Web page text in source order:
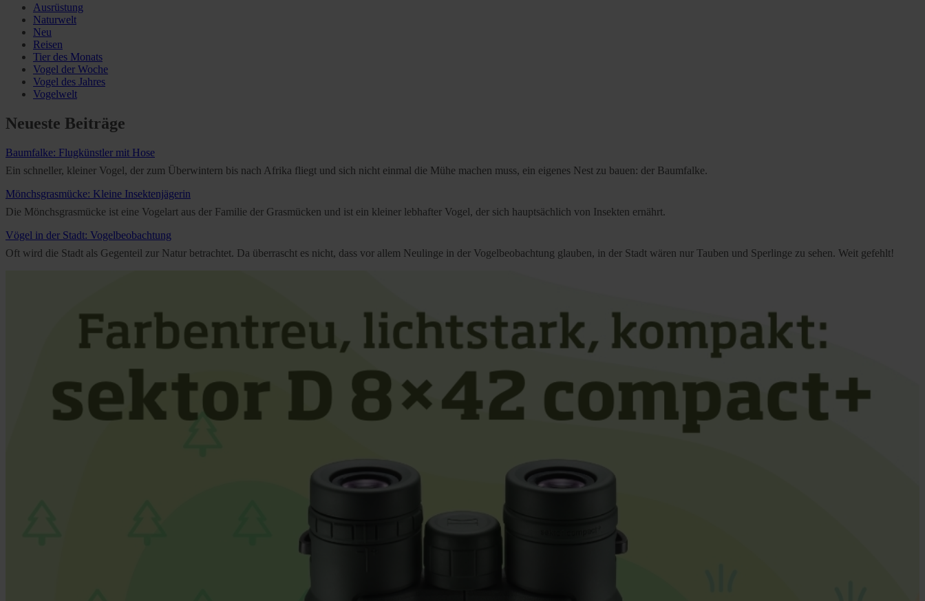
Ausrüstung
Naturwelt
Neu
Reisen
Tier des Monats
Vogel der Woche
Vogel des Jahres
Vogelwelt
Neueste Beiträge
Baumfalke: Flugkünstler mit Hose
Ein schneller, kleiner Vogel, der zum Überwintern bis nach Afrika fliegt und sich nicht einmal die Mühe machen muss, ein eigenes Nest zu bauen: der Baumfalke.
Mönchsgrasmücke: Kleine Insektenjägerin
Die Mönchsgrasmücke ist eine Vogelart aus der Familie der Grasmücken und ist ein kleiner lebhafter Vogel, der sich hauptsächlich von Insekten ernährt.
Vögel in der Stadt: Vogelbeobachtung
Oft wird die Stadt als Gegenteil zur Natur betrachtet. Da überrascht es nicht, dass vor allem Neulinge in der Vogelbeobachtung glauben, in der Stadt wären nur Tauben und Sperlinge zu sehen. Weit gefehlt!